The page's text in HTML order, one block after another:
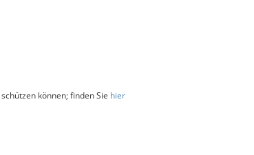
können; finden Sie hier